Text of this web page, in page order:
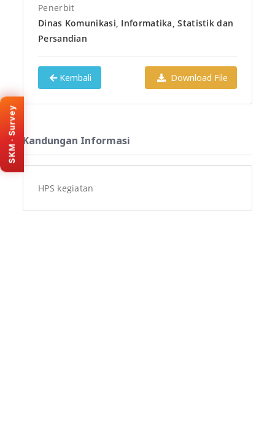
Penerbit
Dinas Komunikasi, Informatika, Statistik dan
Persandian
Kembali Download File
Kandungan Informasi
HPS kegiatan
SKM · Survey
KEMENPAN · SKM
Survey Kepuasan
Masyarakat
Banten. Isi survey melalui
portal resmi SKM (tab
baru).
Isi survey sekarang